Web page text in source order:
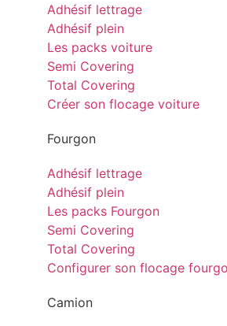
Adhésif lettrage
Adhésif plein
Les packs voiture
Semi Covering
Total Covering
Créer son flocage voiture
Fourgon
Adhésif lettrage
Adhésif plein
Les packs Fourgon
Semi Covering
Total Covering
Configurer son flocage
Camion